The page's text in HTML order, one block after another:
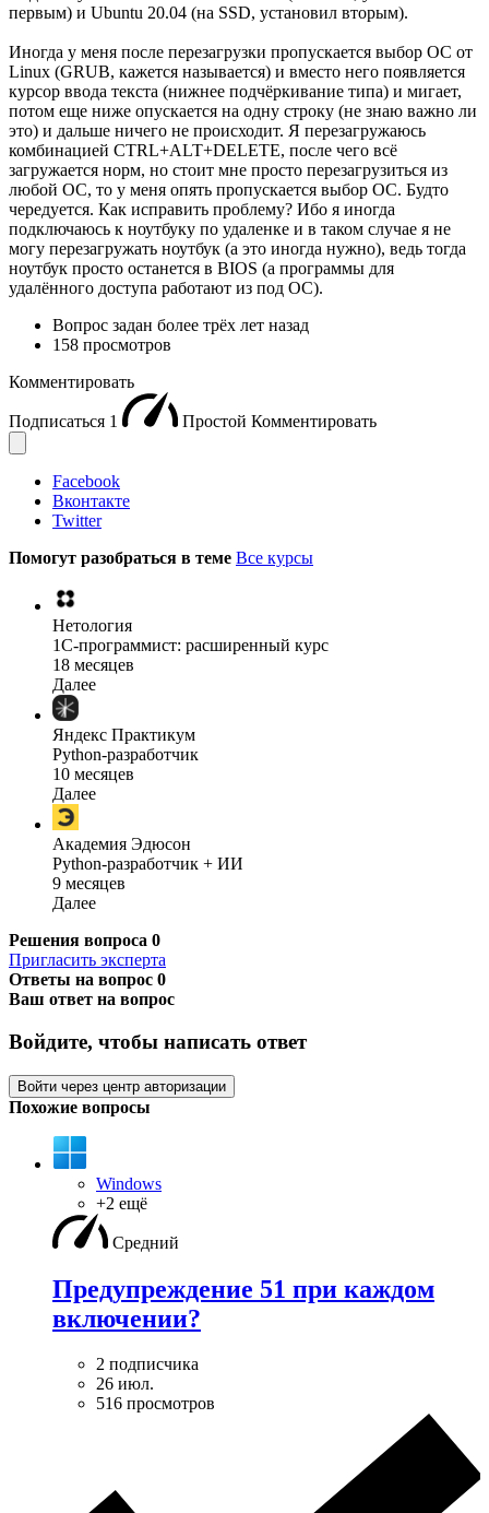
первым) и Ubuntu 20.04 (на SSD, установил вторым).
Иногда у меня после перезагрузки пропускается выбор ОС от
Linux (GRUB, кажется называется) и вместо него появляется
курсор ввода текста (нижнее подчёркивание типа) и мигает,
потом еще ниже опускается на одну строку (не знаю важно ли
это) и дальше ничего не происходит. Я перезагружаюсь
комбинацией CTRL+ALT+DELETE, после чего всё
загружается норм, но стоит мне просто перезагрузиться из
любой ОС, то у меня опять пропускается выбор ОС. Будто
чередуется. Как исправить проблему? Ибо я иногда
подключаюсь к ноутбуку по удаленке и в таком случае я не
могу перезагружать ноутбук (а это иногда нужно), ведь тогда
ноутбук просто останется в BIOS (а программы для
удалённого доступа работают из под ОС).
Вопрос задан более трёх лет назад
158 просмотров
Комментировать
Подписаться 1 Простой Комментировать
Facebook
Вконтакте
Twitter
Помогут разобраться в теме Все курсы
Нетология
1C-программист: расширенный курс
18 месяцев
Далее
Яндекс Практикум
Python-разработчик
10 месяцев
Далее
Академия Эдюсон
Python-разработчик + ИИ
9 месяцев
Далее
Решения вопроса 0
Пригласить эксперта
Ответы на вопрос 0
Ваш ответ на вопрос
Войдите, чтобы написать ответ
Войти через центр авторизации
Похожие вопросы
Windows
+2 ещё
Средний
Предупреждение 51 при каждом
включении?
2 подписчика
26 июл.
516 просмотров